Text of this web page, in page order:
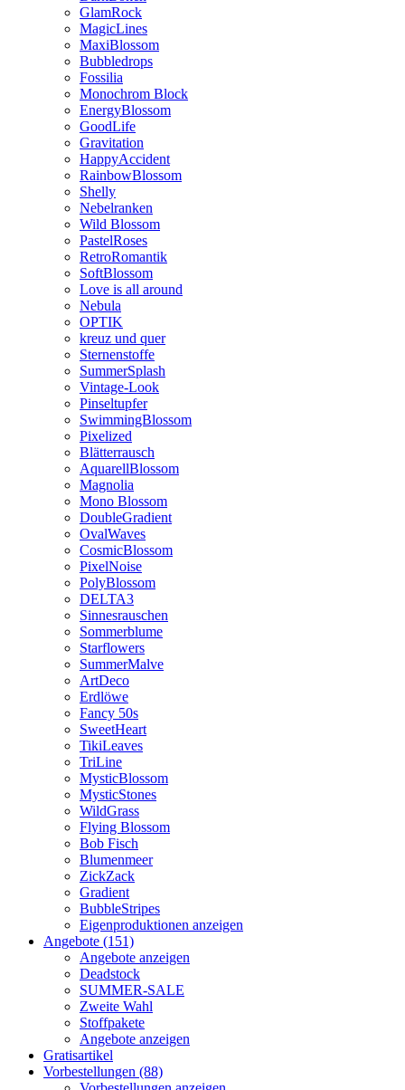
GlamRock
MagicLines
MaxiBlossom
Bubbledrops
Fossilia
Monochrom Block
EnergyBlossom
GoodLife
Gravitation
HappyAccident
RainbowBlossom
Shelly
Nebelranken
Wild Blossom
PastelRoses
RetroRomantik
SoftBlossom
Love is all around
Nebula
OPTIK
kreuz und quer
Sternenstoffe
SummerSplash
Vintage-Look
Pinseltupfer
SwimmingBlossom
Pixelized
Blätterrausch
AquarellBlossom
Magnolia
Mono Blossom
DoubleGradient
OvalWaves
CosmicBlossom
PixelNoise
PolyBlossom
DELTA3
Sinnesrauschen
Sommerblume
Starflowers
SummerMalve
ArtDeco
Erdlöwe
Fancy 50s
SweetHeart
TikiLeaves
TriLine
MysticBlossom
MysticStones
WildGrass
Flying Blossom
Bob Fisch
Blumenmeer
ZickZack
Gradient
BubbleStripes
Eigenproduktionen anzeigen
Angebote (151)
Angebote anzeigen
Deadstock
SUMMER-SALE
Zweite Wahl
Stoffpakete
Angebote anzeigen
Gratisartikel
Vorbestellungen (88)